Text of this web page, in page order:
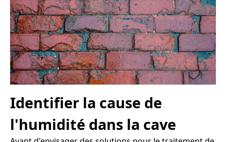
Identifier la cause de
l'humidité dans la cave